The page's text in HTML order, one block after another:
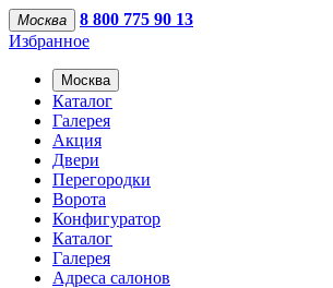
Москва
8 800 775 90 13
Избранное
Москва
Каталог
Галерея
Акция
Двери
Перегородки
Ворота
Конфигуратор
Каталог
Галерея
Адреса салонов